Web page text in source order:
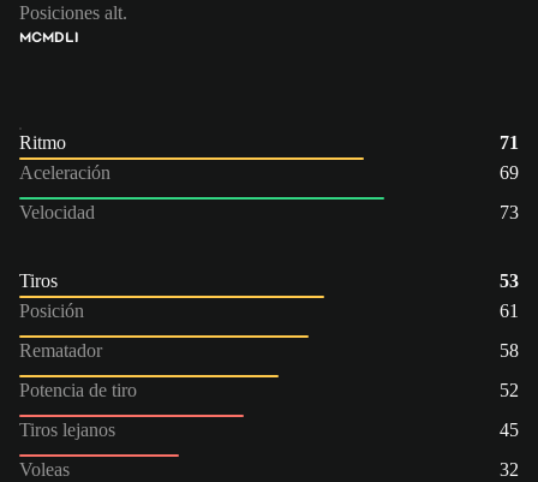
Posiciones alt.
MCMDLI
Ritmo
71
Aceleración
69
Velocidad
73
Tiros
53
Posición
61
Rematador
58
Potencia de tiro
52
Tiros lejanos
45
Voleas
32